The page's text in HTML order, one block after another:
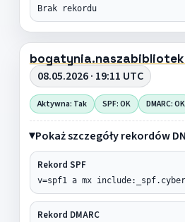
Brak rekordu
08.05.2026 · 19:11 UTC
Aktywna: Tak SPF: OK DMARC: OK
Pokaż szczegóły rekordów
Rekord SPF
v=spf1 a mx
Rekord DMARC